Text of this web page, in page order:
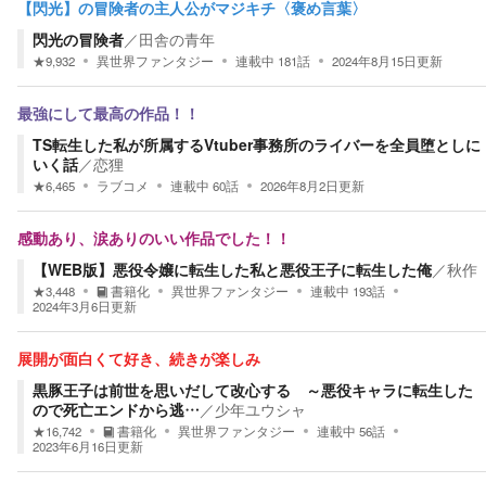
【閃光】の冒険者の主人公がマジキチ〈褒め言葉〉
閃光の冒険者／田舎の青年
★9,932 異世界ファンタジー 連載中 181話 2024年8月15日更新
最強にして最高の作品！！
TS転生した私が所属するVtuber事務所のライバーを全員堕としに
いく話／恋狸
★6,465 ラブコメ 連載中 60話 2026年8月2日更新
感動あり、涙ありのいい作品でした！！
【WEB版】悪役令嬢に転生した私と悪役王子に転生した俺／秋作
★3,448 書籍化 異世界ファンタジー 連載中 193話
2024年3月6日更新
展開が面白くて好き、続きが楽しみ
黒豚王子は前世を思いだして改心する ～悪役キャラに転生した
ので死亡エンドから逃…／少年ユウシャ
★16,742 書籍化 異世界ファンタジー 連載中 56話
2023年6月16日更新